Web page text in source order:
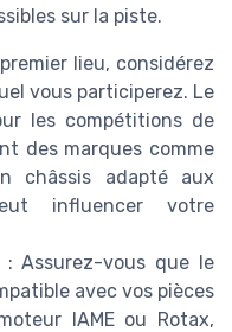
sur la piste.
lieu, considérez
vous participerez. Le
les compétitions de
des marques comme
châssis adapté aux
influencer votre
: Assurez-vous que le
avec vos pièces
IAME ou Rotax,